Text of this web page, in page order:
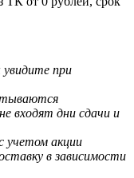
увидите при
входят дни сдачи и
учетом акции
в зависимости